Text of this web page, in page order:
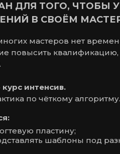
мастеров нет
повысить
интенсив.
по чёткому алгоритму.
ДЛЯ ТОГО, ЧТОБЫ
В СВОЁМ
пластину;
шаблоны под